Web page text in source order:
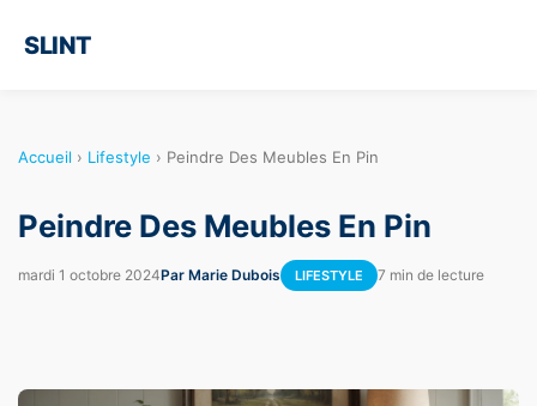
SLINT
Accueil › Lifestyle › Peindre Des Meubles En Pin
Peindre Des Meubles En Pin
mardi 1 octobre 2024Par Marie Dubois LIFESTYLE 7 min de lecture